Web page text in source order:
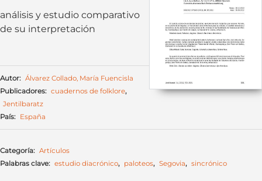
análisis y estudio comparativo
de su interpretación
Autor: Álvarez Collado, María Fuencisla
Publicadores: cuadernos de folklore,
Jentilbaratz
País: España
Categoría: Artículos
Palabras clave: estudio diacrónico, paloteos, Segovia, sincrónico